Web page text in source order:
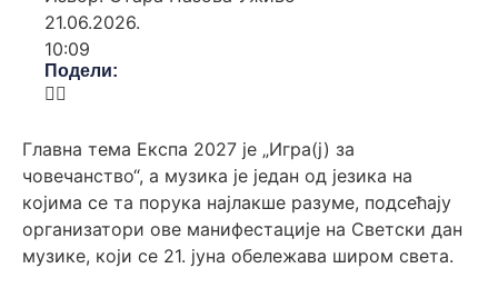
21.06.2026.
10:09
Подели:
Главна тема Експа 2027 је „Игра(ј) за
човечанство“, а музика је један од језика на
којима се та порука најлакше разуме, подсећају
организатори ове манифестације на Светски дан
музике, који се 21. јуна обележава широм света.